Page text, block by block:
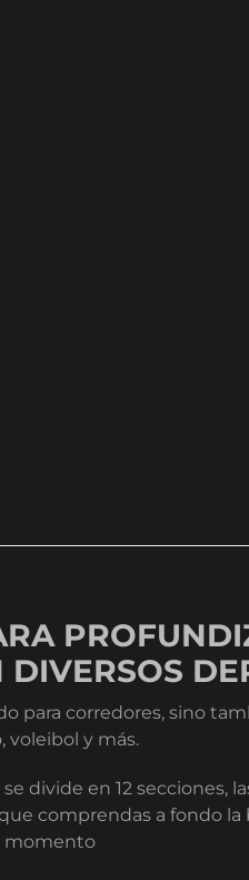
para corredores, sino
voleibol y más.
se divide en 12 secciones,
comprendas a fondo
momento